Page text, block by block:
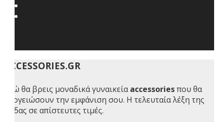
ACCESSORIES.GR
Εδώ θα βρεις μοναδικά γυναικείαaccessoriesπου θα
απογειώσουν την εμφάνιση σου. Η τελευταία λέξη της
μόδας σε απίστευτες τιμές.